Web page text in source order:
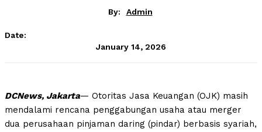
By: Admin
Date:
January 14, 2026
DCNews, Jakarta— Otoritas Jasa Keuangan (OJK) masih
mendalami rencana penggabungan usaha atau merger
dua perusahaan pinjaman daring (pindar) berbasis syariah,